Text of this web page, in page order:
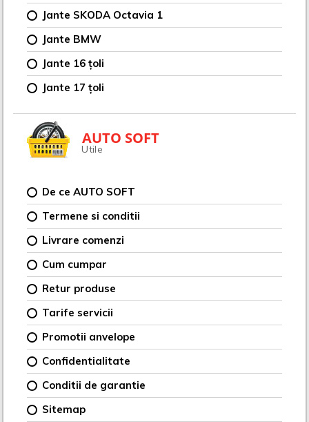
Jante SKODA Octavia 1
Jante BMW
Jante 16 țoli
Jante 17 țoli
AUTO SOFT
Utile
De ce AUTO SOFT
Termene si conditii
Livrare comenzi
Cum cumpar
Retur produse
Tarife servicii
Promotii anvelope
Confidentialitate
Conditii de garantie
Sitemap